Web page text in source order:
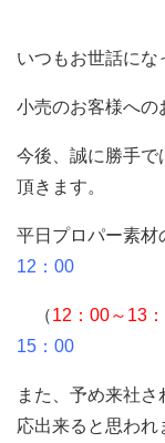
いつもお世話にな
小売のお客様への
今後、誠に勝手で
頂きます。
平日プロパー
12：00
（12：00～13
15：00
また、予め来社
応出来ると思わ